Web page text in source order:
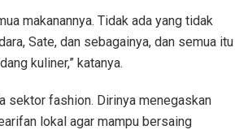
makanannya. Tidak ada yang tidak
Sate, dan sebagainya, dan semua itu
kuliner,” katanya.
sektor fashion. Dirinya menegaskan
lokal agar mampu bersaing